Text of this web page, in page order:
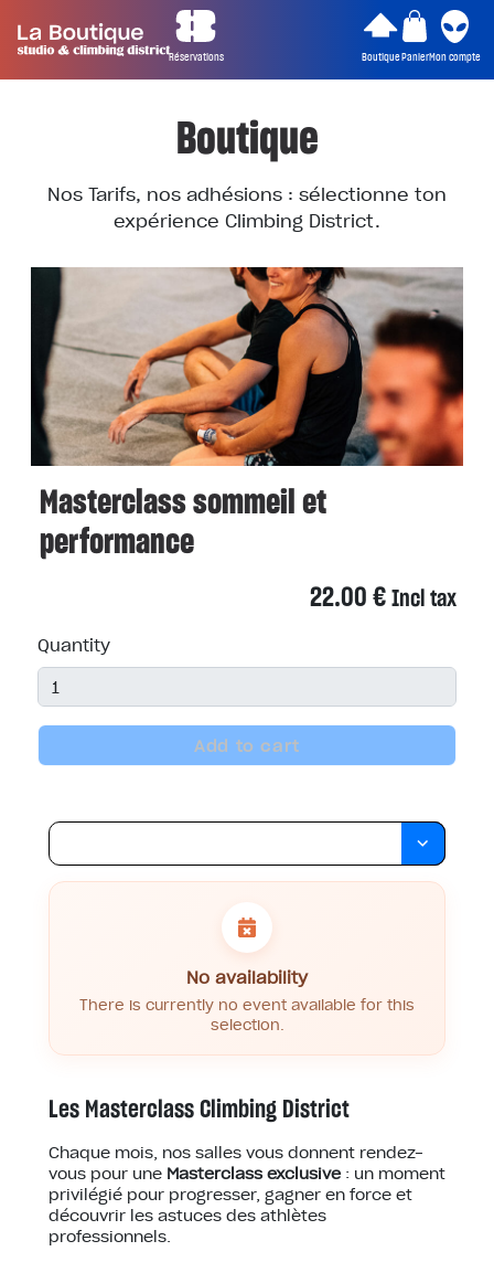
Boutique
Nos Tarifs, nos adhésions : sélectionne ton
expérience Climbing District.
Masterclass sommeil et
performance
No availability
There is currently no event available for this
selection.
Les Masterclass Climbing District
Chaque mois, nos salles vous donnent rendez-
vous pour une Masterclass exclusive: un moment
privilégié pour progresser, gagner en force et
découvrir les astuces des athlètes
professionnels.
22.00 € Incl tax
Quantity
Add to cart
Mon compte
Panier
Boutique
Réservations